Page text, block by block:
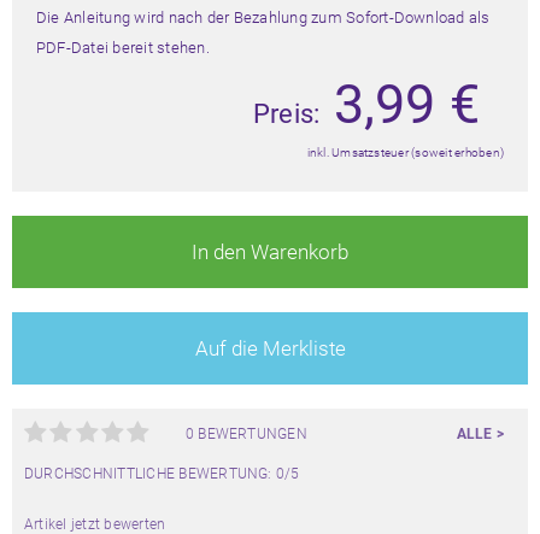
Die Anleitung wird nach der Bezahlung zum Sofort-Download als
PDF-Datei bereit stehen.
Preis: 3,99 €
inkl. Umsatzsteuer (soweit erhoben)
In den Warenkorb
Auf die Merkliste
0 BEWERTUNGEN ALLE >
DURCHSCHNITTLICHE BEWERTUNG: 0/5
Artikel jetzt bewerten